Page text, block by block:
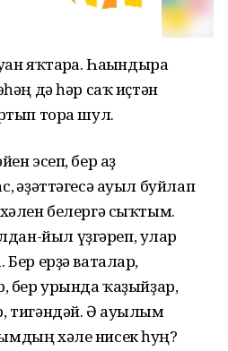
яҡтарға. Һағындыра
дә һәр саҡ иҫтән
тора шул.
эсеп, бер аҙ
ғәҙәттәгесә ауыл буйлап
белергә сыҡтым.
йыл үҙгәреп, улар
ерҙә ваталар,
бер урында ҡаҙыйҙар,
тигәндәй. Ә ауылым
хәле нисек һуң?